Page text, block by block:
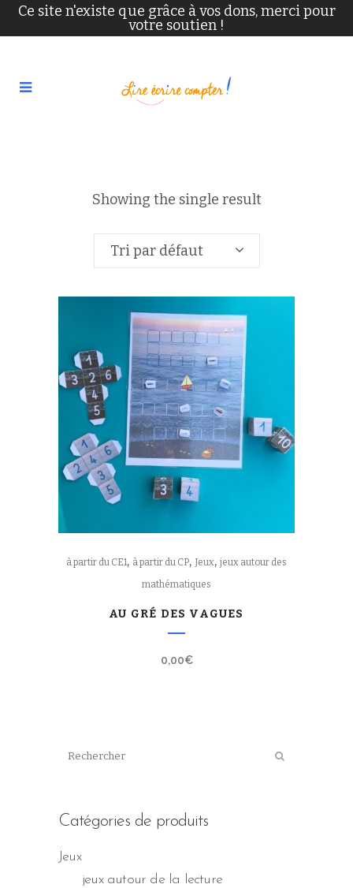
Ce site n'existe que grâce à vos dons, merci pour
votre soutien !
Showing the single result
Tri par défaut
à partir du CE1, à partir du CP, Jeux, jeux autour des
mathématiques
AU GRÉ DES VAGUES
0,00€
Catégories de produits
Jeux
jeux autour de la lecture